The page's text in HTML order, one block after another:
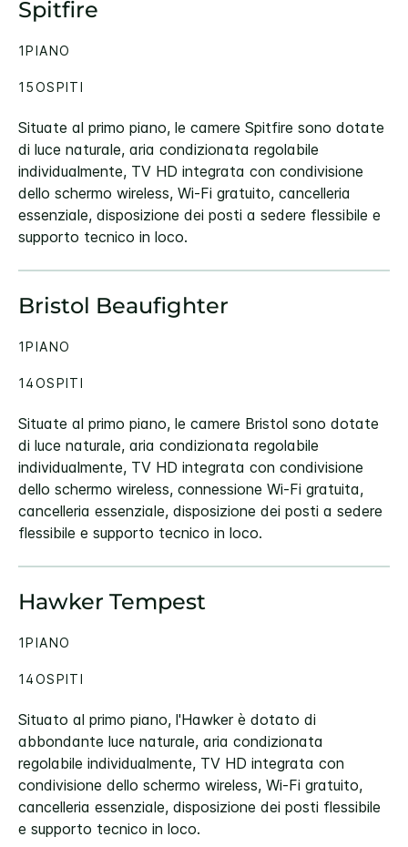
Spitfire
Situate al primo piano, le camere Spitfire sono dotate
di luce naturale, aria condizionata regolabile
individualmente, TV HD integrata con condivisione
dello schermo wireless, Wi-Fi gratuito, cancelleria
essenziale, disposizione dei posti a sedere flessibile e
supporto tecnico in loco.
1PIANO
15OSPITI
Bristol Beaufighter
Situate al primo piano, le camere Bristol sono dotate
di luce naturale, aria condizionata regolabile
individualmente, TV HD integrata con condivisione
dello schermo wireless, connessione Wi-Fi gratuita,
cancelleria essenziale, disposizione dei posti a sedere
flessibile e supporto tecnico in loco.
1PIANO
14OSPITI
Hawker Tempest
Situato al primo piano, l'Hawker è dotato di
abbondante luce naturale, aria condizionata
regolabile individualmente, TV HD integrata con
condivisione dello schermo wireless, Wi-Fi gratuito,
cancelleria essenziale, disposizione dei posti flessibile
e supporto tecnico in loco.
1PIANO
14OSPITI